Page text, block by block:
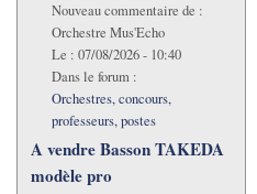
Nouveau commentaire de :
Orchestre Mus'Echo
Le : 07/08/2026 - 10:40
Dans le forum :
Orchestres, concours,
professeurs, postes
A vendre Basson TAKEDA
modèle pro